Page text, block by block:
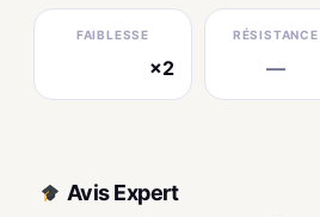
FAIBLESSE
×2
RÉSISTANCE
—
Avis Expert